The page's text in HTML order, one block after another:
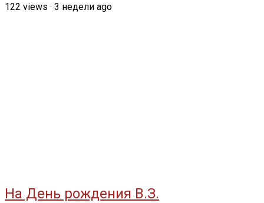
122 views · 3 недели ago
На День рождения В.З.